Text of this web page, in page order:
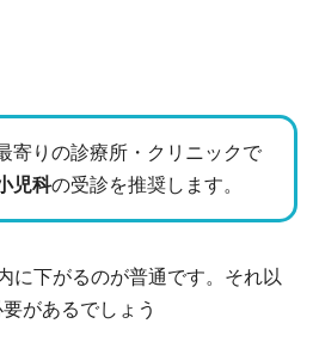
寄りの診療所・クリニックで
児科の受診を推奨します。
に下がるのが普通です。それ以
があるでしょう